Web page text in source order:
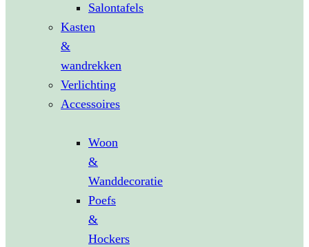
Salontafels
Kasten
&
wandrekken
Verlichting
Accessoires
Woon
&
Wanddecoratie
Poefs
&
Hockers